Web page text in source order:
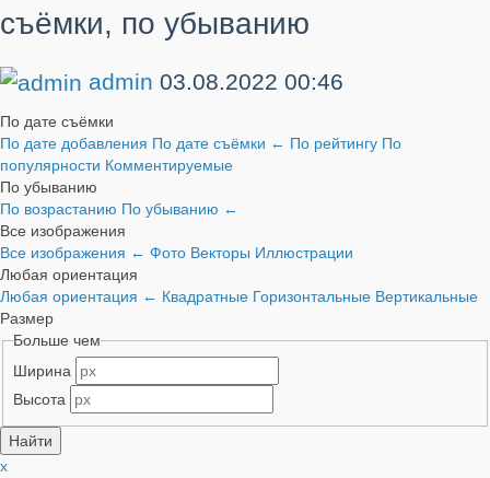
съёмки, по убыванию
admin 03.08.2022 00:46
По дате съёмки
По дате добавления По дате съёмки ← По рейтингу По
популярности Комментируемые
По убыванию
По возрастанию По убыванию ←
Все изображения
Все изображения ← Фото Векторы Иллюстрации
Любая ориентация
Любая ориентация ← Квадратные Горизонтальные Вертикальные
Размер
Больше чем
Ширина
Высота
x